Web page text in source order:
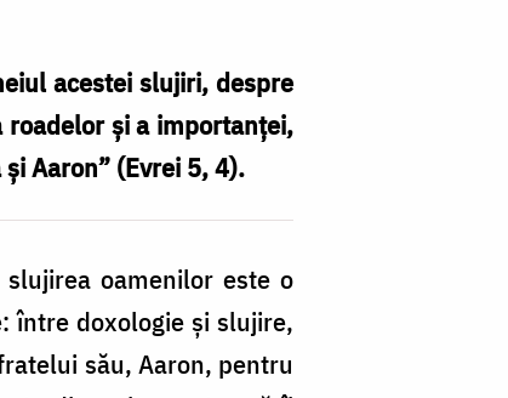
acestei slujiri, despre
și a importanței,
Aaron” (Evrei 5, 4).
oamenilor este o
între doxologie şi slujire,
său, Aaron, pentru